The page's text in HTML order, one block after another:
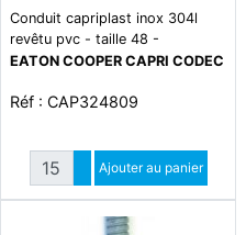
Conduit capriplast inox 304l
revêtu pvc - taille 48 -
écrasement 1250 n - traction
-5°c à +60°c
EATON COOPER CAPRI CODEC
Réf : CAP324809
Quantité
Augmenter quantité
Diminuer quantité
Ajouter au panier